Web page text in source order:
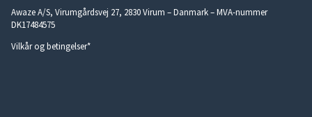
Awaze A/S, Virumgårdsvej 27, 2830 Virum – Danmark – MVA-nummer
DK17484575
Vilkår og betingelser*